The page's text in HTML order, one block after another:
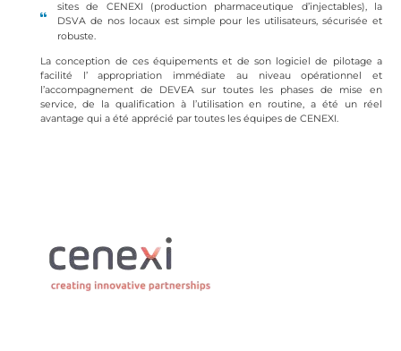
sites de CENEXI (production pharmaceutique d’injectables), la
DSVA de nos locaux est simple pour les utilisateurs, sécurisée et
robuste.
La conception de ces équipements et de son logiciel de pilotage a
facilité l’ appropriation immédiate au niveau opérationnel et
l’accompagnement de DEVEA sur toutes les phases de mise en
service, de la qualification à l’utilisation en routine, a été un réel
avantage qui a été apprécié par toutes les équipes de CENEXI.